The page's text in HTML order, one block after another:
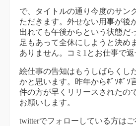
で、タイトルの通り今度のサン
ただきます。外せない用事が後
出れても午後からという状態だ
足もあって全休にしようと決め
ありません。コミ1とお仕事で
絵仕事の告知はもうしばらくし
かと思います。昨年からﾎﾞｿﾎﾞｿ
件の方が早くリリースされたの
お願いします。
twitterでフォローしている方は